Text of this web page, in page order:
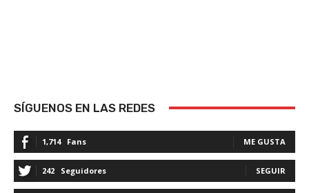
SÍGUENOS EN LAS REDES
1,714 Fans ME GUSTA
242 Seguidores SEGUIR